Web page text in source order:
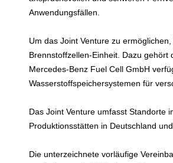
Anwendungsfällen.
Um das Joint Venture zu
Brennstoffzellen-Einheit. Dazu
Mercedes-Benz Fuel Cell GmbH
Wasserstoffspeichersystemen für
Das Joint Venture umfasst Standorte
Produktionsstätten in Deutschland und
Die unterzeichnete vorläufige